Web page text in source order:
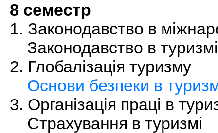
8 семестр
1. Законодавство в
Законодавство в туризмі
2. Глобалізація туризму
Основи безпеки в
3. Організація праці в
Страхування в туризмі